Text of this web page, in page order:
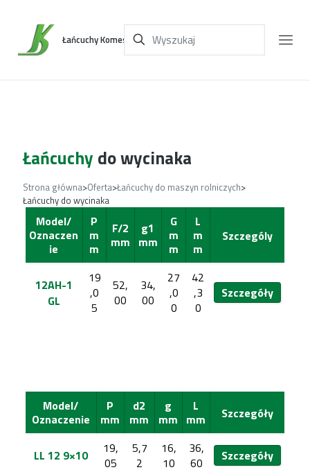
Łańcuchy Komes
Łańcuchy do wycinaka
Strona główna>Oferta>Łańcuchy do maszyn rolniczych>
Łańcuchy do wycinaka
Model/
Oznaczen
ie
P
m
m
F/2
mm
g1
mm
G
m
m
L
m
m
Szczególy
12AH-1
GL
19
,0
5
52,
00
34,
00
27
,0
0
42
,3
0
Szczegóły
Model/
Oznaczenie
P
mm
d2
mm
g
mm
L
mm
Szczegóły
LL 12 9×10
19,
05
5,7
2
16,
10
36,
60
Szczegóły